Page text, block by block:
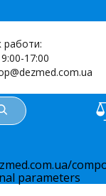
работи:
17:00
parameters